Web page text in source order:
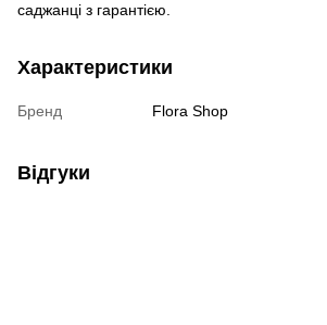
саджанці з гарантією.
Характеристики
Бренд Flora Shop
Відгуки